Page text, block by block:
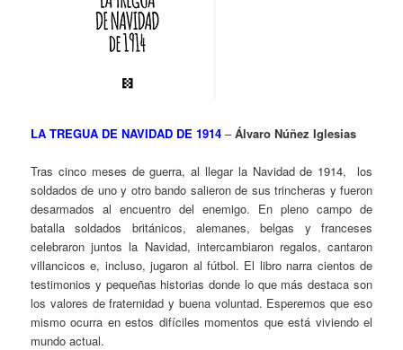
LA TREGUA DE NAVIDAD DE 1914 –Álvaro Núñez Iglesias
Tras cinco meses de guerra, al llegar la Navidad de 1914, los
soldados de uno y otro bando salieron de sus trincheras y fueron
desarmados al encuentro del enemigo. En pleno campo de
batalla soldados británicos, alemanes, belgas y franceses
celebraron juntos la Navidad, intercambiaron regalos, cantaron
villancicos e, incluso, jugaron al fútbol. El libro narra cientos de
testimonios y pequeñas historias donde lo que más destaca son
los valores de fraternidad y buena voluntad. Esperemos que eso
mismo ocurra en estos difíciles momentos que está viviendo el
mundo actual.